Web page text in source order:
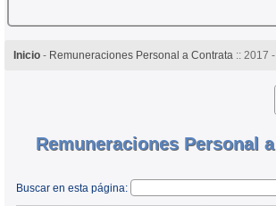
Inicio- Remuneraciones Personal a Contrata:: 2017
Remuneraciones Personal
Buscar en esta página: